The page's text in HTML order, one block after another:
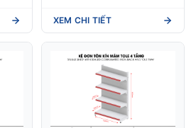
XEM CHI TIẾT